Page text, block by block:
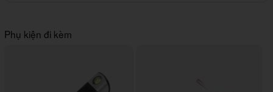
Phụ kiện đi kèm